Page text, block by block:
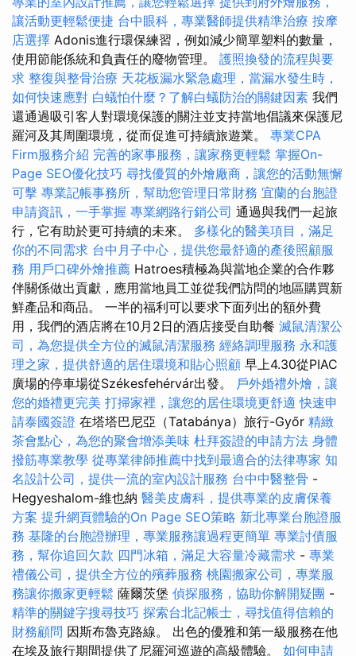
讓活動更輕鬆便捷 台中眼科，專業醫師提供精準治療 按摩
店選擇 Adonis進行環保練習，例如減少簡單塑料的數量，
使用節能係統和負責任的廢物管理。 護照換發的流程與要
求 整復與整骨治療 天花板漏水緊急處理，當漏水發生時，
如何快速應對 白蟻怕什麼？了解白蟻防治的關鍵因素 我們
還通過吸引客人對環境保護的關注並支持當地倡議來保護尼
羅河及其周圍環境，從而促進可持續旅遊業。 專業CPA
Firm服務介紹 完善的家事服務，讓家務更輕鬆 掌握On-
Page SEO優化技巧 尋找優質的外燴廠商，讓您的活動無懈
可擊 專業記帳事務所，幫助您管理日常財務 宜蘭的台胞證
申請資訊，一手掌握 專業網路行銷公司 通過與我們一起旅
行，它有助於更​​可持續的未來。 多樣化的醫美項目，滿足
你的不同需求 台中月子中心，提供您最舒適的產後照顧服
務 用戶口碑外燴推薦 Hatroes積極為與當地企業的合作夥
伴關係做出貢獻，應用當地員工並從我們訪問的地區購買新
鮮產品和商品。 一半的福利可以要求下面列出的額外費
用，我們的酒店將在10月2日的酒店接受自助餐 滅鼠清潔公
司，為您提供全方位的滅鼠清潔服務 經絡調理服務 永和護
理之家，提供舒適的居住環境和貼心照顧 早上4.30從PIAC
廣場的停車場從Székesfehérvár出發。 戶外婚禮外燴，讓
您的婚禮更完美 打掃家裡，讓您的居住環境更舒適 快速申
請泰國簽證 在塔塔巴尼亞（Tatabánya）旅行-Győr 精緻
茶會點心，為您的聚會增添美味 杜拜簽證的申請方法 身體
撥筋專業教學 從專業律師推薦中找到最適合的法律專家 知
名設計公司，提供一流的室內設計服務 台中中醫整骨 -
Hegyeshalom-維也納 醫美皮膚科，提供專業的皮膚保養
方案 提升網頁體驗的On Page SEO策略 新北專業台胞證服
務 基隆的台胞證辦理，專業服務讓過程更簡單 專業討債服
務，幫你追回欠款 四門冰箱，滿足大容量冷藏需求 - 專業
禮儀公司，提供全方位的殯葬服務 桃園搬家公司，專業服
務讓你搬家更輕鬆 薩爾茨堡 偵探服務，協助你解開疑團 -
精準的關鍵字搜尋技巧 探索台北記帳士，尋找值得信賴的
財務顧問 因斯布魯克路線。 出色的優雅和第一級服務在他
在埃及旅行期間提供了尼羅河巡遊的高級體驗。 如何申請